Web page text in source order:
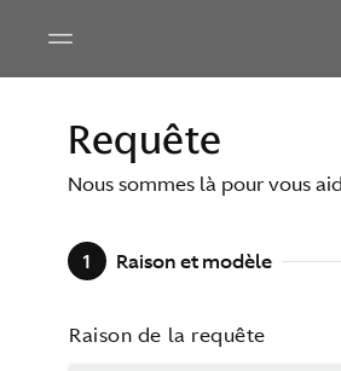
Requête
Nous sommes là pour vous
1 Raison et modèle
Raison de la requête